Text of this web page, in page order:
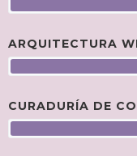
ARQUITECTURA
CURADURÍA DE